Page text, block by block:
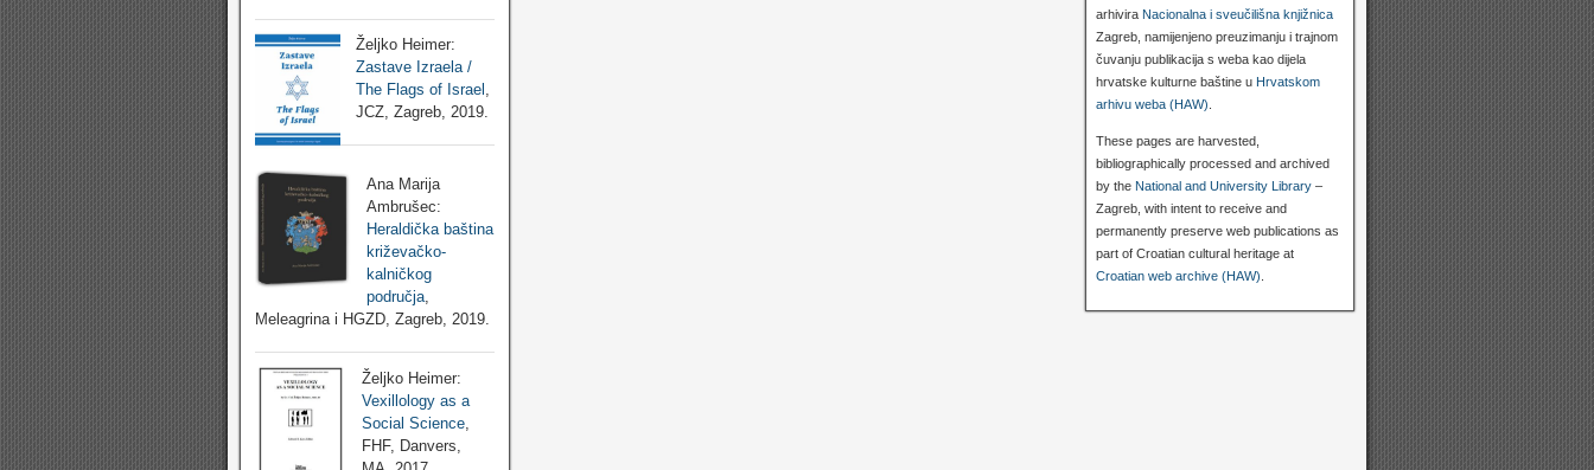
Željko Heimer:
Zastave Izraela /
The Flags of Israel ,
JCZ, Zagreb, 2019.
Ana Marija
Ambrušec:
Heraldička baština
križevačko-
kalničkog
područja,
Meleagrina i HGZD, Zagreb, 2019.
Željko Heimer:
Vexillology as a
Social Science
FHF, Danvers,
arhivira Nacionalna i sveučilišna knjižnica
Zagreb, namijenjeno preuzimanju i trajnom
čuvanju publikacija s weba kao dijela
hrvatske kulturne baštine u Hrvatskom
arhivu weba (HAW)
These pages are harvested,
bibliographically processed and archived
by the National and University Library–
Zagreb, with intent to receive and
permanently preserve web publications as
part of Croatian cultural heritage at
Croatian web archive (HAW)